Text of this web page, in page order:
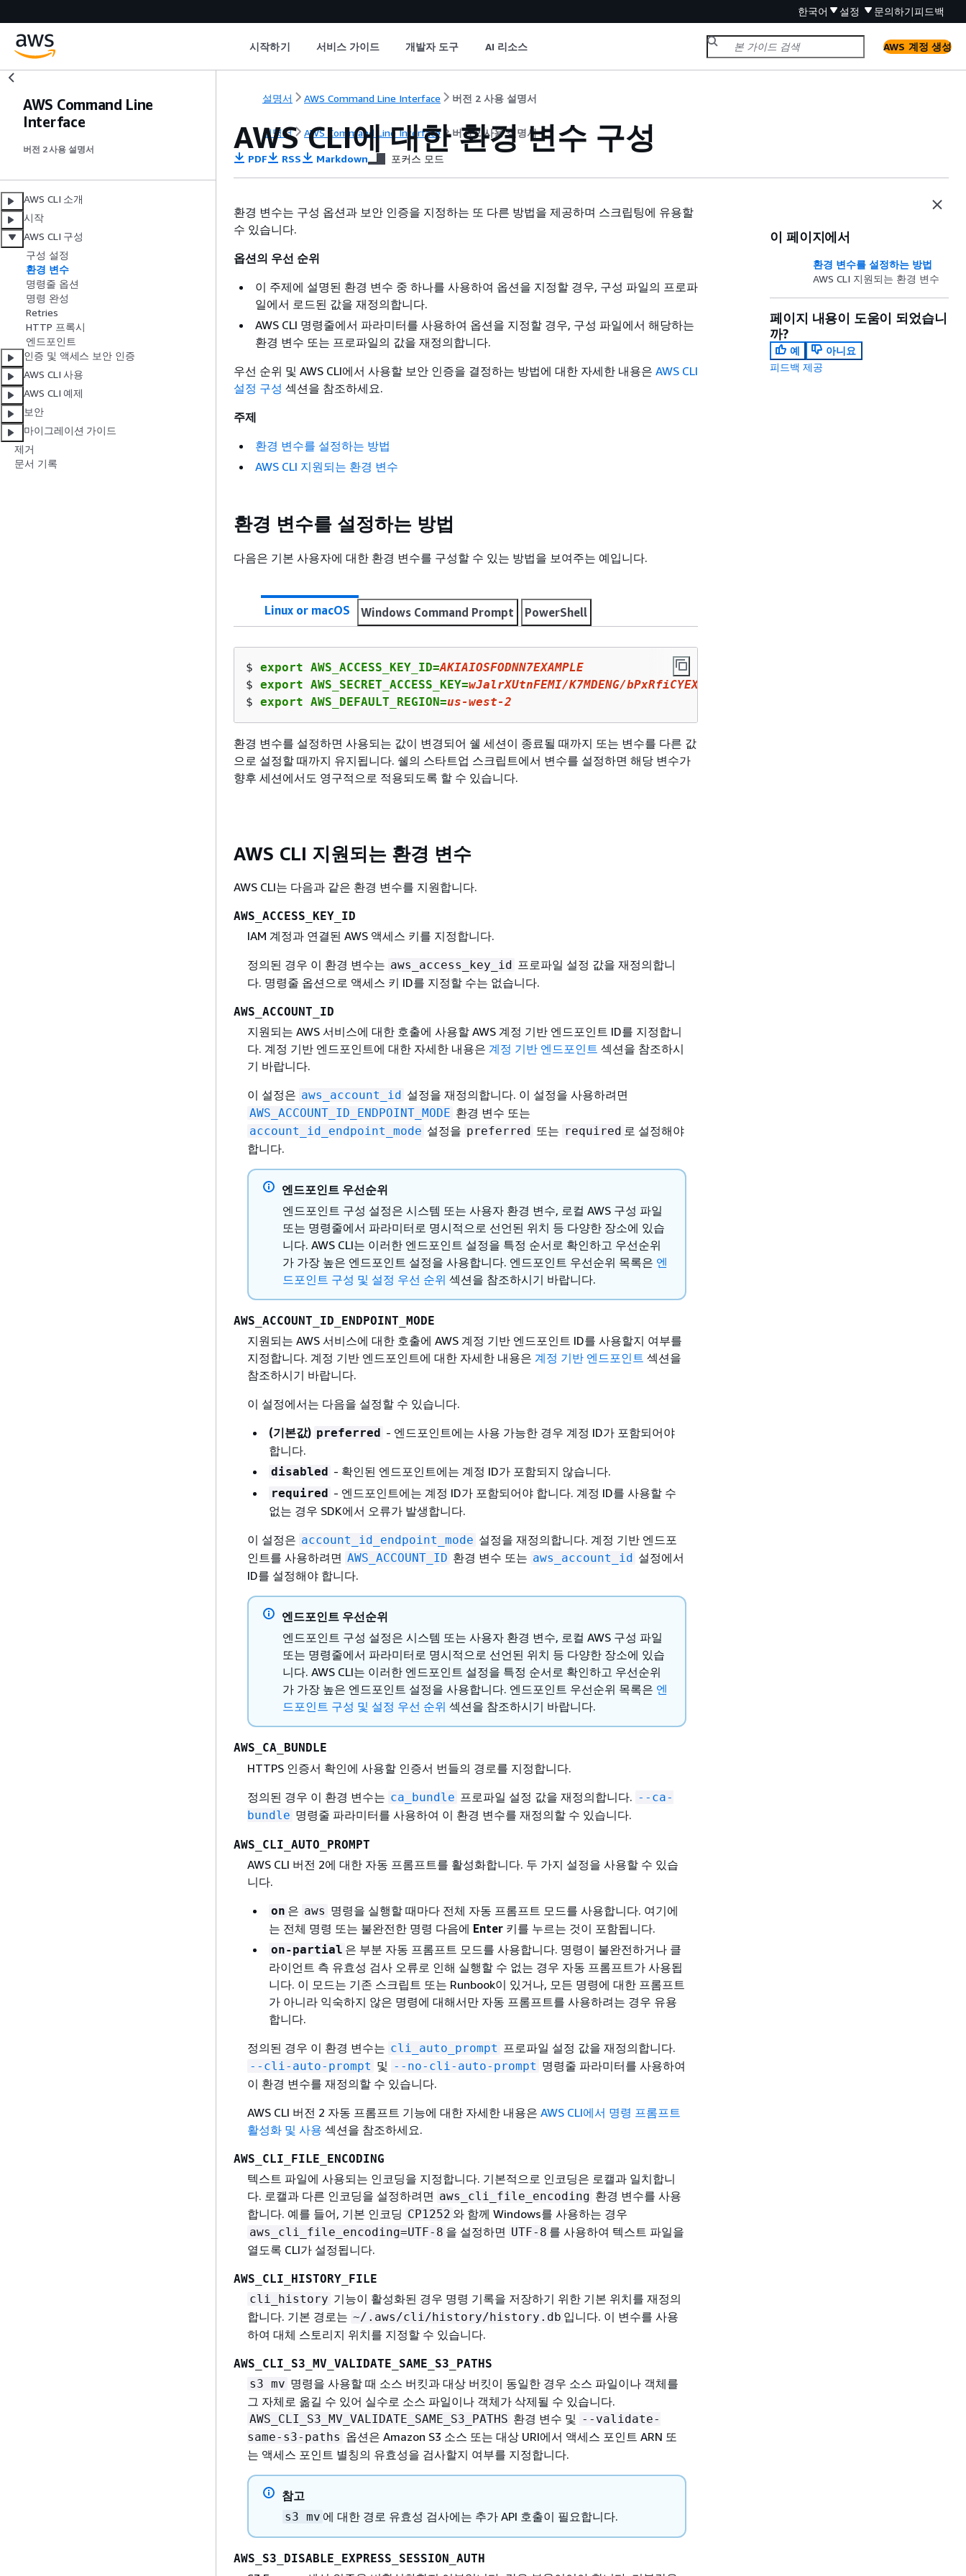
한국어 설정 문의하기피드백
시작하기 서비스 가이드 개발자 도구 AI 리소스 AWS 계정 생성
AWS Command Line
Interface
버전 2 사용 설명서
AWS CLI 소개
시작
AWS CLI 구성
구성 설정
환경 변수
명령줄 옵션
명령 완성
Retries
HTTP 프록시
엔드포인트
인증 및 액세스 보안 인증
AWS CLI 사용
AWS CLI 예제
보안
마이그레이션 가이드
제거
문서 기록
설명서 AWS Command Line Interface 버전 2 사용 설명서
설명서 AWS Command Line Interface 버전 2 사용 설명서
AWS CLI에 대한 환경 변수 구성
PDF RSS Markdown 포커스 모드
환경 변수는 구성 옵션과 보안 인증을 지정하는 또 다른 방법을 제공하며 스크립팅에 유용할
수 있습니다.
옵션의 우선 순위
이 주제에 설명된 환경 변수 중 하나를 사용하여 옵션을 지정할 경우, 구성 파일의 프로파
일에서 로드된 값을 재정의합니다.
AWS CLI 명령줄에서 파라미터를 사용하여 옵션을 지정할 경우, 구성 파일에서 해당하는
환경 변수 또는 프로파일의 값을 재정의합니다.
우선 순위 및 AWS CLI에서 사용할 보안 인증을 결정하는 방법에 대한 자세한 내용은 AWS CLI
설정 구성 섹션을 참조하세요.
주제
환경 변수를 설정하는 방법
AWS CLI 지원되는 환경 변수
환경 변수를 설정하는 방법
다음은 기본 사용자에 대한 환경 변수를 구성할 수 있는 방법을 보여주는 예입니다.
Linux or macOS Windows Command Prompt PowerShell
$ export AWS_ACCESS_KEY_ID=AKIAIOSFODNN7EXAMPLE
$ export AWS_SECRET_ACCESS_KEY=wJalrXUtnFEMI/K7MDENG/bPxRfiCYEXAMPLEKEY
$ export AWS_DEFAULT_REGION=us-west-2
환경 변수를 설정하면 사용되는 값이 변경되어 쉘 세션이 종료될 때까지 또는 변수를 다른 값
으로 설정할 때까지 유지됩니다. 쉘의 스타트업 스크립트에서 변수를 설정하면 해당 변수가
향후 세션에서도 영구적으로 적용되도록 할 수 있습니다.
AWS CLI 지원되는 환경 변수
AWS CLI는 다음과 같은 환경 변수를 지원합니다.
AWS_ACCESS_KEY_ID
IAM 계정과 연결된 AWS 액세스 키를 지정합니다.
정의된 경우 이 환경 변수는 aws_access_key_id 프로파일 설정 값을 재정의합니
다. 명령줄 옵션으로 액세스 키 ID를 지정할 수는 없습니다.
AWS_ACCOUNT_ID
지원되는 AWS 서비스에 대한 호출에 사용할 AWS 계정 기반 엔드포인트 ID를 지정합니
다. 계정 기반 엔드포인트에 대한 자세한 내용은 계정 기반 엔드포인트 섹션을 참조하시
기 바랍니다.
이 설정은 aws_account_id 설정을 재정의합니다. 이 설정을 사용하려면
AWS_ACCOUNT_ID_ENDPOINT_MODE 환경 변수 또는
account_id_endpoint_mode 설정을 preferred 또는 required 로 설정해야
합니다.
엔드포인트 우선순위
엔드포인트 구성 설정은 시스템 또는 사용자 환경 변수, 로컬 AWS 구성 파일
또는 명령줄에서 파라미터로 명시적으로 선언된 위치 등 다양한 장소에 있습
니다. AWS CLI는 이러한 엔드포인트 설정을 특정 순서로 확인하고 우선순위
가 가장 높은 엔드포인트 설정을 사용합니다. 엔드포인트 우선순위 목록은 엔
드포인트 구성 및 설정 우선 순위 섹션을 참조하시기 바랍니다.
AWS_ACCOUNT_ID_ENDPOINT_MODE
지원되는 AWS 서비스에 대한 호출에 AWS 계정 기반 엔드포인트 ID를 사용할지 여부를
지정합니다. 계정 기반 엔드포인트에 대한 자세한 내용은 계정 기반 엔드포인트 섹션을
참조하시기 바랍니다.
이 설정에서는 다음을 설정할 수 있습니다.
(기본값) preferred - 엔드포인트에는 사용 가능한 경우 계정 ID가 포함되어야
합니다.
disabled - 확인된 엔드포인트에는 계정 ID가 포함되지 않습니다.
required - 엔드포인트에는 계정 ID가 포함되어야 합니다. 계정 ID를 사용할 수
없는 경우 SDK에서 오류가 발생합니다.
이 설정은 account_id_endpoint_mode 설정을 재정의합니다. 계정 기반 엔드포
인트를 사용하려면 AWS_ACCOUNT_ID 환경 변수 또는 aws_account_id 설정에서
ID를 설정해야 합니다.
엔드포인트 우선순위
엔드포인트 구성 설정은 시스템 또는 사용자 환경 변수, 로컬 AWS 구성 파일
또는 명령줄에서 파라미터로 명시적으로 선언된 위치 등 다양한 장소에 있습
니다. AWS CLI는 이러한 엔드포인트 설정을 특정 순서로 확인하고 우선순위
가 가장 높은 엔드포인트 설정을 사용합니다. 엔드포인트 우선순위 목록은 엔
드포인트 구성 및 설정 우선 순위 섹션을 참조하시기 바랍니다.
AWS_CA_BUNDLE
HTTPS 인증서 확인에 사용할 인증서 번들의 경로를 지정합니다.
정의된 경우 이 환경 변수는 ca_bundle 프로파일 설정 값을 재정의합니다. --ca-
bundle 명령줄 파라미터를 사용하여 이 환경 변수를 재정의할 수 있습니다.
AWS_CLI_AUTO_PROMPT
AWS CLI 버전 2에 대한 자동 프롬프트를 활성화합니다. 두 가지 설정을 사용할 수 있습
니다.
on 은 aws 명령을 실행할 때마다 전체 자동 프롬프트 모드를 사용합니다. 여기에
는 전체 명령 또는 불완전한 명령 다음에 Enter키를 누르는 것이 포함됩니다.
on-partial 은 부분 자동 프롬프트 모드를 사용합니다. 명령이 불완전하거나 클
라이언트 측 유효성 검사 오류로 인해 실행할 수 없는 경우 자동 프롬프트가 사용됩
니다. 이 모드는 기존 스크립트 또는 Runbook이 있거나, 모든 명령에 대한 프롬프트
가 아니라 익숙하지 않은 명령에 대해서만 자동 프롬프트를 사용하려는 경우 유용
합니다.
정의된 경우 이 환경 변수는 cli_auto_prompt 프로파일 설정 값을 재정의합니다.
--cli-auto-prompt 및 --no-cli-auto-prompt 명령줄 파라미터를 사용하여
이 환경 변수를 재정의할 수 있습니다.
AWS CLI 버전 2 자동 프롬프트 기능에 대한 자세한 내용은 AWS CLI에서 명령 프롬프트
활성화 및 사용 섹션을 참조하세요.
AWS_CLI_FILE_ENCODING
텍스트 파일에 사용되는 인코딩을 지정합니다. 기본적으로 인코딩은 로캘과 일치합니
다. 로캘과 다른 인코딩을 설정하려면 aws_cli_file_encoding 환경 변수를 사용
합니다. 예를 들어, 기본 인코딩 CP1252 와 함께 Windows를 사용하는 경우
aws_cli_file_encoding=UTF-8 을 설정하면 UTF-8 를 사용하여 텍스트 파일을
열도록 CLI가 설정됩니다.
AWS_CLI_HISTORY_FILE
cli_history 기능이 활성화된 경우 명령 기록을 저장하기 위한 기본 위치를 재정의
합니다. 기본 경로는 ~/.aws/cli/history/history.db 입니다. 이 변수를 사용
하여 대체 스토리지 위치를 지정할 수 있습니다.
AWS_CLI_S3_MV_VALIDATE_SAME_S3_PATHS
s3 mv 명령을 사용할 때 소스 버킷과 대상 버킷이 동일한 경우 소스 파일이나 객체를
그 자체로 옮길 수 있어 실수로 소스 파일이나 객체가 삭제될 수 있습니다.
AWS_CLI_S3_MV_VALIDATE_SAME_S3_PATHS 환경 변수 및 --validate-
same-s3-paths 옵션은 Amazon S3 소스 또는 대상 URI에서 액세스 포인트 ARN 또
는 액세스 포인트 별칭의 유효성을 검사할지 여부를 지정합니다.
참고
s3 mv 에 대한 경로 유효성 검사에는 추가 API 호출이 필요합니다.
AWS_S3_DISABLE_EXPRESS_SESSION_AUTH
이 페이지에서
환경 변수를 설정하는 방법
AWS CLI 지원되는 환경 변수
페이지 내용이 도움이 되었습니
까?
예
아니요
피드백 제공